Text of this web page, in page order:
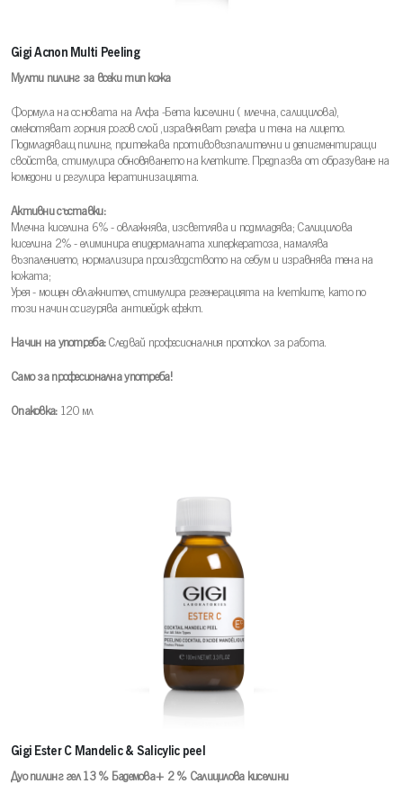
Gigi Acnon Multi Peeling
Мулти пилинг за всеки тип кожа
Формула на основата на Алфа -Бета киселини ( млечна, салицилова),
омекотяват горния рогов слой ,изравняват релефа и тена на лицето.
Подмладяващ пилинг, притежава противовъзпалителни и депигментиращи
свойства, стимулира обновяването на клетките. Предпазва от образуване на
комедони и регулира кератинизацията.
Активни съставки:
Млечна киселина 6% - овлажнява, изсветлява и подмладява; Салицилова
киселина 2% - елиминира епидермалната хиперкератоза, намалява
възпалението, нормализира производството на себум и изравнява тена на
кожата;
Урея - мощен овлажнител, стимулира регенерацията на клетките, като по
този начин осигурява антиейдж ефект.
Начин на употреба:Следвай професионалния протокол за работа.
Само за професионална употреба!
Опаковка:120 мл
Gigi Ester C Mandelic & Salicylic peel
Дуо пилинг гел 13 % Бадемова+ 2 % Салицилова киселини